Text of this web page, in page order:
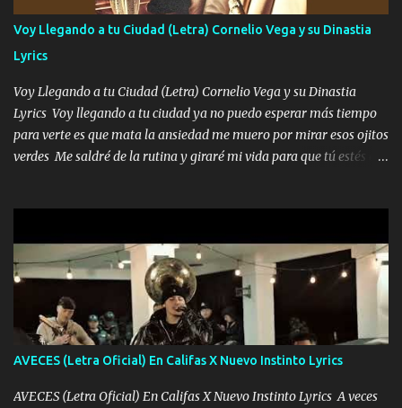
contéstame la llamada pa dedicarte unas bonitas palabras así
borracho me animo a decirte todo y puedo describirlo mucho que
me encantes Decirte que me siento muy feliz y emocionado por
tenerte aquí espero que quiera...
Voy Llegando a tu Ciudad (Letra) Cornelio Vega y su Dinastia
Lyrics
Voy Llegando a tu Ciudad (Letra) Cornelio Vega y su Dinastia
Lyrics Voy llegando a tu ciudad ya no puedo esperar más tiempo
para verte es que mata la ansiedad me muero por mirar esos ojitos
verdes Me saldré de la rutina y giraré mi vida para que tú estés en
solo yo tendre el candado 🔒 del amor ❤️ Música Mil y un besos
para dar ya estando en tu ciudad no habrá quien lo detenga si las
copas van de más vayamos a un lugar y cerremos las puertas
Entre alcohol y besos se va incrementado el Fuego en esa
habitación ya no mires más el reloj Única por donde vas me curas
tú mi mal moviendo tu silueta no hay otra que te sea igual te ves
tan especial por eso es que me tientas Aquí estoy no dejaré que se
te acerque nadie porque solo yo tendre el candado 🔒 del a...
AVECES (Letra Oficial) En Califas X Nuevo Instinto Lyrics
AVECES (Letra Oficial) En Califas X Nuevo Instinto Lyrics A veces